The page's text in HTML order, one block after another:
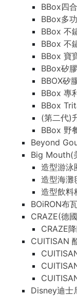
BBox四
BBox多
BBox 不
BBox 不
BBox 寶
BBox矽
BBOX矽
BBox 專
BBox
(第二代)
BBox 野
Beyond
Big Mouth(
造型游泳
造型海灘
造型飲料
BOiRON布
CRAZE(德
CRAZE
CUITISAN
Disney迪士